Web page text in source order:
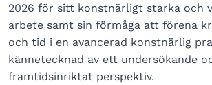
2026 för sitt konstnärligt starka och
arbete samt sin förmåga att förena
och tid i en avancerad konstnärlig
kännetecknad av ett undersökande
framtidsinriktat perspektiv.